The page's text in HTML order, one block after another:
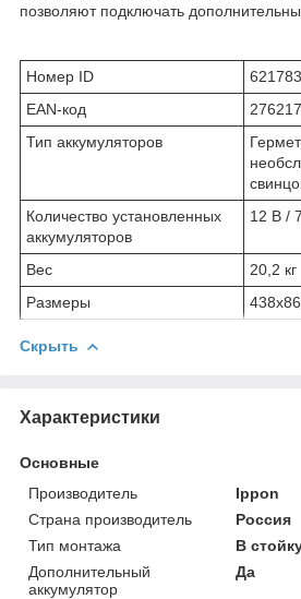
позволяют подключать
Номер ID
621783
EAN-код
Тип аккумуляторов
Количество установленных
аккумуляторов
12 В /
Вес
20,2 кг
Размеры
Скрыть
Характеристики
Основные
Производитель
Ippon
Страна производитель
Россия
Тип монтажа
В
Дополнительный
аккумулятор
Да